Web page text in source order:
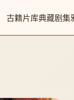
古籍片库典藏剧集